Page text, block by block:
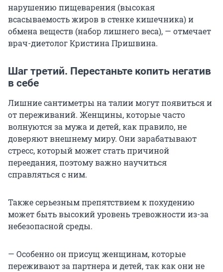
нарушению пищеварения (высокая
всасываемость жиров в стенке кишечника) и
обмена веществ (набор лишнего веса), — отмечает
врач-диетолог Кристина Пришвина.
Шаг третий. Перестаньте копить негатив
в себе
Лишние сантиметры на талии могут появиться и
от переживаний. Женщины, которые часто
волнуются за мужа и детей, как правило, не
доверяют внешнему миру. Они зарабатывают
стресс, который может стать причиной
переедания, поэтому важно научиться
справляться с ним.
Также серьезным препятствием к похудению
может быть высокий уровень тревожности из-за
небезопасной среды.
— Особенно он присущ женщинам, которые
переживают за партнера и детей, так как они не